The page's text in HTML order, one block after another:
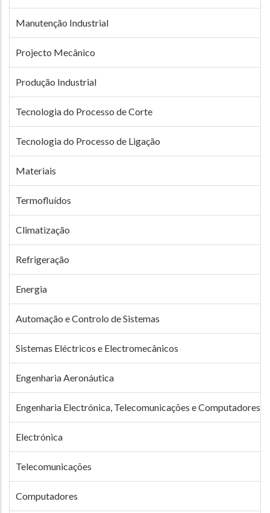
Manutenção Industrial
Projecto Mecânico
Produção Industrial
Tecnologia do Processo de Corte
Tecnologia do Processo de Ligação
Materiais
Termofluídos
Climatização
Refrigeração
Energia
Automação e Controlo de Sistemas
Sistemas Eléctricos e Electromecânicos
Engenharia Aeronáutica
Engenharia Electrónica, Telecomunicações e Computadores
Electrónica
Telecomunicações
Computadores